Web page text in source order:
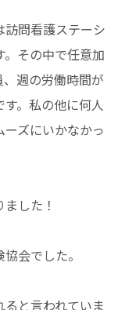
訪問看護ステーシ
。その中で任意加
週の労働時間が
。私の他に何人
ズにいかなかっ
した！
会でした。
と言われていま